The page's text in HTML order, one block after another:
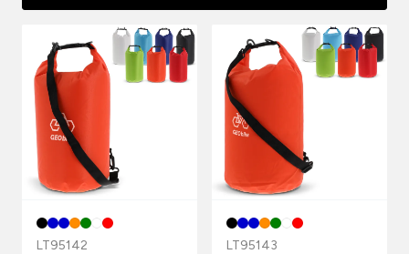
LT95142
LT95143